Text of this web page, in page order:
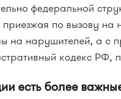
федеральной
приезжая по вызову
на нарушителей, а с
кодекс РФ,
есть более